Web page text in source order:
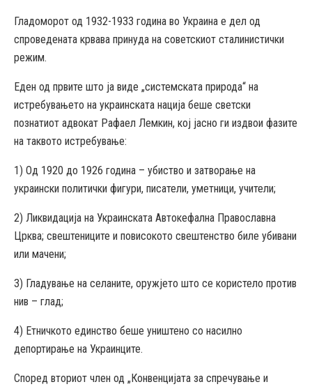
Гладоморот од 1932-1933 година во Украина е дел од
спроведената крвава принуда на советскиот сталинистички
режим.
Еден од првите што ја виде „системската природа“ на
истребувањето на украинската нација беше светски
познатиот адвокат Рафаел Лемкин, кој јасно ги издвои фазите
на таквото истребување:
1) Од 1920 до 1926 година – убиство и затворање на
украински политички фигури, писатели, уметници, учители;
2) Ликвидација на Украинската Автокефална Православна
Црква; свештениците и повисокото свештенство биле убивани
или мачени;
3) Гладување на селаните, оружјето што се користело против
нив – глад;
4) Етничкото единство беше уништено со насилно
депортирање на Украинците.
Според вториот член од „Конвенцијата за спречување и